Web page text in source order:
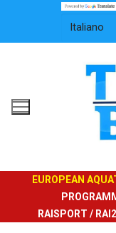
contenuto
EUROPEAN
RAISPORT / RAI2